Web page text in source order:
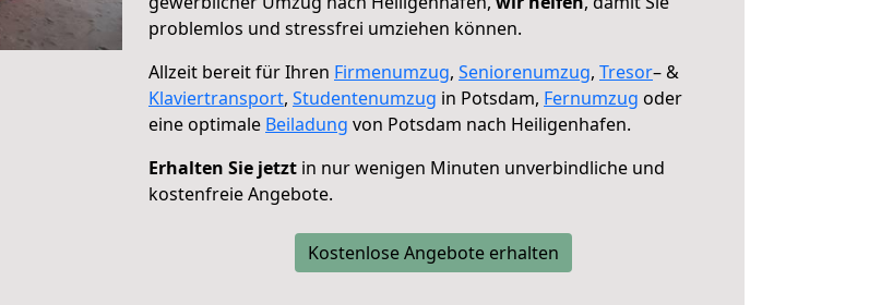
problemlos und stressfrei umziehen können.
Allzeit bereit für Ihren Firmenumzug, Seniorenumzug, Tresor– &
Klaviertransport, Studentenumzug in Potsdam, Fernumzug oder
eine optimale Beiladung von Potsdam nach Heiligenhafen.
Erhalten Sie jetzt in nur wenigen Minuten unverbindliche und
kostenfreie Angebote.
Kostenlose Angebote erhalten